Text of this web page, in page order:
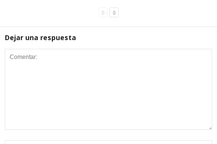
Dejar una respuesta